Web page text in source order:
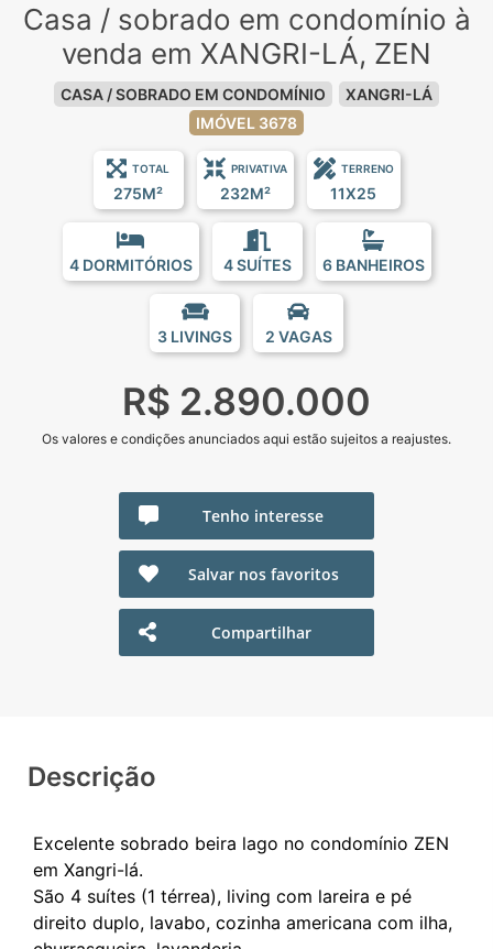
Casa / sobrado em condomínio à
venda em XANGRI-LÁ, ZEN
CASA / SOBRADO EM CONDOMÍNIO
XANGRI-LÁ
IMÓVEL 3678
TOTAL
275M²
PRIVATIVA
232M²
TERRENO
11X25
4 DORMITÓRIOS 4 SUÍTES 6 BANHEIROS
3 LIVINGS 2 VAGAS
R$ 2.890.000
Os valores e condições anunciados aqui estão sujeitos a reajustes.
Tenho interesse
Salvar nos favoritos
Compartilhar
Descrição
Excelente sobrado beira lago no condomínio ZEN
em Xangri-lá.
São 4 suítes (1 térrea), living com lareira e pé
direito duplo, lavabo, cozinha americana com ilha,